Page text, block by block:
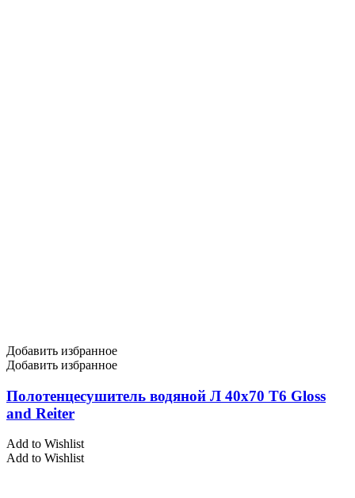
Добавить избранное
Добавить избранное
Полотенцесушитель водяной Л 40х70 Т6 Gloss
and Reiter
Add to Wishlist
Add to Wishlist